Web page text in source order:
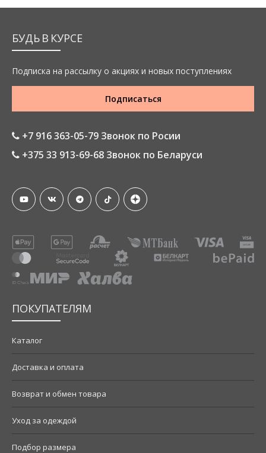
БУДЬ В КУРСЕ
Подписка на рассылку о акциях и новых поступлениях
Подписаться
+7 916 363-05-79 Звонок по Росии
+375 33 913-69-68 Звонок по Беларуси
ПОКУПАТЕЛЯМ
Каталог
Доставка и оплата
Возврат и обмен товара
Уход за одеждой
Подбор размера